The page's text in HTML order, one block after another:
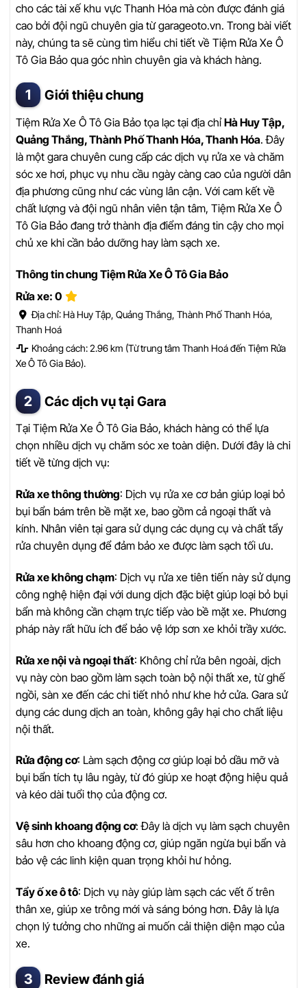
cho các tài xế khu vực Thanh Hóa mà còn được đánh giá
cao bởi đội ngũ chuyên gia từ garageoto.vn. Trong bài viết
này, chúng ta sẽ cùng tìm hiểu chi tiết về Tiệm Rửa Xe Ô
Tô Gia Bảo qua góc nhìn chuyên gia và khách hàng.
Giới thiệu chung
Tiệm Rửa Xe Ô Tô Gia Bảo tọa lạc tại địa chỉHà Huy Tập,
Quảng Thắng, Thành Phố Thanh Hóa, Thanh Hóa. Đây
là một gara chuyên cung cấp các dịch vụ rửa xe và chăm
sóc xe hơi, phục vụ nhu cầu ngày càng cao của người dân
địa phương cũng như các vùng lân cận. Với cam kết về
chất lượng và đội ngũ nhân viên tận tâm, Tiệm Rửa Xe Ô
Tô Gia Bảo đang trở thành địa điểm đáng tin cậy cho mọi
chủ xe khi cần bảo dưỡng hay làm sạch xe.
Thông tin chung Tiệm Rửa Xe Ô Tô Gia Bảo
Rửa xe: 0
Địa chỉ: Hà Huy Tập, Quảng Thắng, Thành Phố Thanh Hóa,
Thanh Hoá
Khoảng cách: 2.96 km (Từ trung tâm Thanh Hoá đến Tiệm Rửa
Xe Ô Tô Gia Bảo).
Các dịch vụ tại Gara
Tại Tiệm Rửa Xe Ô Tô Gia Bảo, khách hàng có thể lựa
chọn nhiều dịch vụ chăm sóc xe toàn diện. Dưới đây là chi
tiết về từng dịch vụ:
Rửa xe thông thường: Dịch vụ rửa xe cơ bản giúp loại bỏ
bụi bẩn bám trên bề mặt xe, bao gồm cả ngoại thất và
kính. Nhân viên tại gara sử dụng các dụng cụ và chất tẩy
rửa chuyên dụng để đảm bảo xe được làm sạch tối ưu.
Rửa xe không chạm: Dịch vụ rửa xe tiên tiến này sử dụng
công nghệ hiện đại với dung dịch đặc biệt giúp loại bỏ bụi
bẩn mà không cần chạm trực tiếp vào bề mặt xe. Phương
pháp này rất hữu ích để bảo vệ lớp sơn xe khỏi trầy xước.
Rửa xe nội và ngoại thất: Không chỉ rửa bên ngoài, dịch
vụ này còn bao gồm làm sạch toàn bộ nội thất xe, từ ghế
ngồi, sàn xe đến các chi tiết nhỏ như khe hở cửa. Gara sử
dụng các dung dịch an toàn, không gây hại cho chất liệu
nội thất.
Rửa động cơ: Làm sạch động cơ giúp loại bỏ dầu mỡ và
bụi bẩn tích tụ lâu ngày, từ đó giúp xe hoạt động hiệu quả
và kéo dài tuổi thọ của động cơ.
Vệ sinh khoang động cơ: Đây là dịch vụ làm sạch chuyên
sâu hơn cho khoang động cơ, giúp ngăn ngừa bụi bẩn và
bảo vệ các linh kiện quan trọng khỏi hư hỏng.
Tẩy ố xe ô tô: Dịch vụ này giúp làm sạch các vết ố trên
thân xe, giúp xe trông mới và sáng bóng hơn. Đây là lựa
chọn lý tưởng cho những ai muốn cải thiện diện mạo của
xe.
Review đánh giá